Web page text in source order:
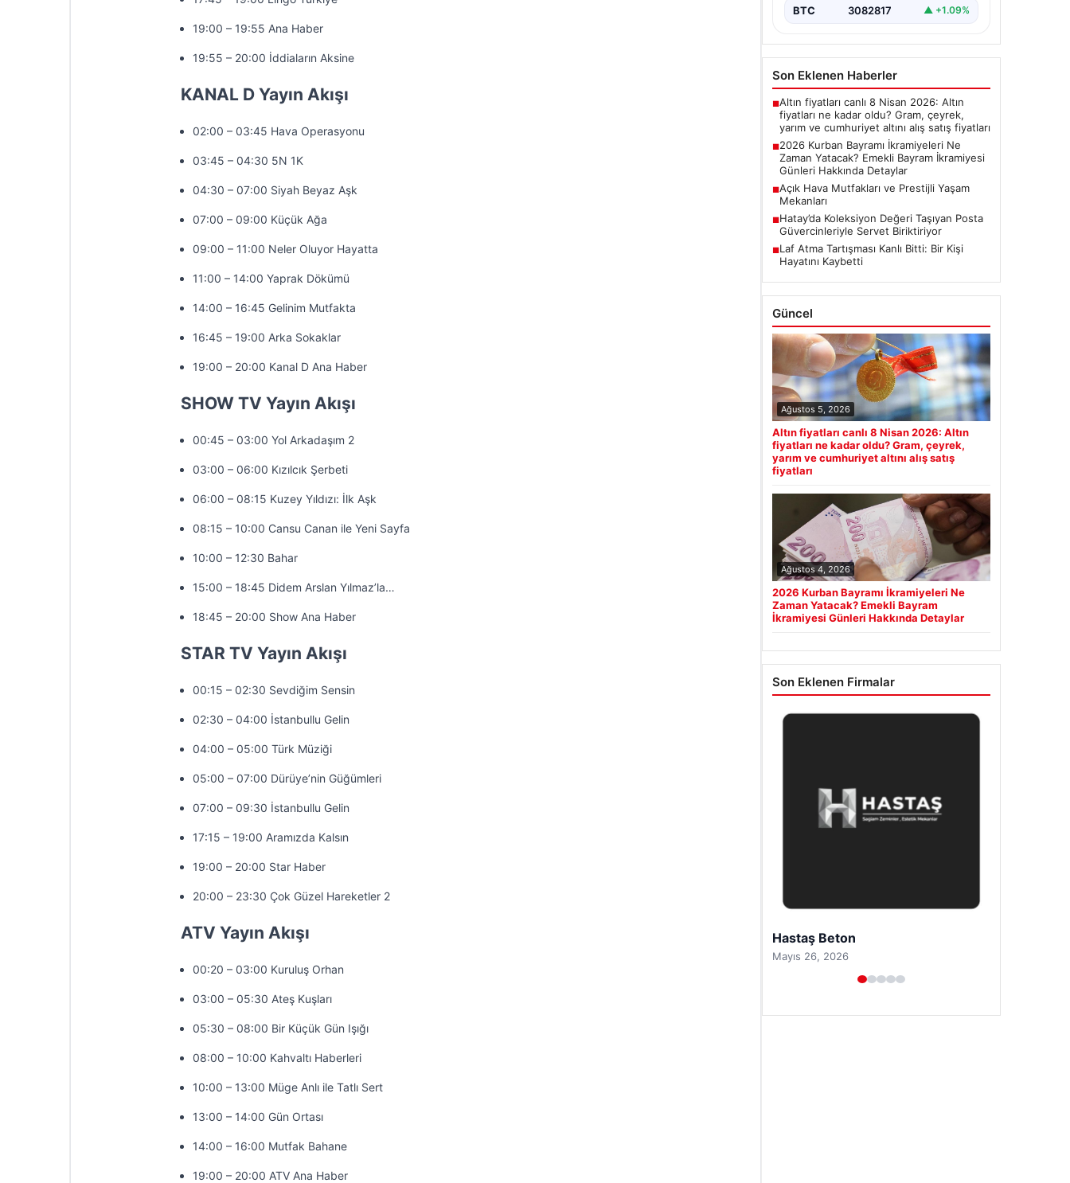
19:00 – 19:55 Ana Haber
19:55 – 20:00 İddiaların Aksine
KANAL D Yayın Akışı
02:00 – 03:45 Hava Operasyonu
03:45 – 04:30 5N 1K
04:30 – 07:00 Siyah Beyaz Aşk
07:00 – 09:00 Küçük Ağa
09:00 – 11:00 Neler Oluyor Hayatta
11:00 – 14:00 Yaprak Dökümü
14:00 – 16:45 Gelinim Mutfakta
16:45 – 19:00 Arka Sokaklar
19:00 – 20:00 Kanal D Ana Haber
SHOW TV Yayın Akışı
00:45 – 03:00 Yol Arkadaşım 2
03:00 – 06:00 Kızılcık Şerbeti
06:00 – 08:15 Kuzey Yıldızı: İlk Aşk
08:15 – 10:00 Cansu Canan ile Yeni Sayfa
10:00 – 12:30 Bahar
15:00 – 18:45 Didem Arslan Yılmaz’la…
18:45 – 20:00 Show Ana Haber
STAR TV Yayın Akışı
00:15 – 02:30 Sevdiğim Sensin
02:30 – 04:00 İstanbullu Gelin
04:00 – 05:00 Türk Müziği
05:00 – 07:00 Dürüye’nin Güğümleri
07:00 – 09:30 İstanbullu Gelin
17:15 – 19:00 Aramızda Kalsın
19:00 – 20:00 Star Haber
20:00 – 23:30 Çok Güzel Hareketler 2
ATV Yayın Akışı
00:20 – 03:00 Kuruluş Orhan
03:00 – 05:30 Ateş Kuşları
05:30 – 08:00 Bir Küçük Gün Işığı
08:00 – 10:00 Kahvaltı Haberleri
10:00 – 13:00 Müge Anlı ile Tatlı Sert
13:00 – 14:00 Gün Ortası
14:00 – 16:00 Mutfak Bahane
19:00 – 20:00 ATV Ana Haber
bayram ikramiyelerinin ne…
BTC 3082817 ▲ +1.09%
Son Eklenen Haberler
■Altın fiyatları canlı 8 Nisan 2026: Altın
fiyatları ne kadar oldu? Gram, çeyrek,
yarım ve cumhuriyet altını alış satış fiyatları
■2026 Kurban Bayramı İkramiyeleri Ne
Zaman Yatacak? Emekli Bayram İkramiyesi
Günleri Hakkında Detaylar
■Açık Hava Mutfakları ve Prestijli Yaşam
Mekanları
■Hatay’da Koleksiyon Değeri Taşıyan Posta
Güvercinleriyle Servet Biriktiriyor
■Laf Atma Tartışması Kanlı Bitti: Bir Kişi
Hayatını Kaybetti
Güncel
Ağustos 5, 2026
Altın fiyatları canlı 8 Nisan 2026: Altın
fiyatları ne kadar oldu? Gram, çeyrek,
yarım ve cumhuriyet altını alış satış
fiyatları
Ağustos 4, 2026
2026 Kurban Bayramı İkramiyeleri Ne
Zaman Yatacak? Emekli Bayram
İkramiyesi Günleri Hakkında Detaylar
Son Eklenen Firmalar
Prenses Night Club
Nisan 29, 2026